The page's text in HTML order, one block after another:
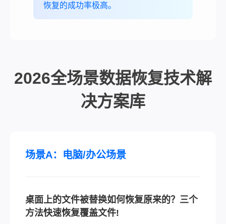
恢复的成功率极高。
2026全场景数据恢复技术解
决方案库
场景A：电脑/办公场景
桌面上的文件被替换如何恢复原来的？三个
方法快速恢复覆盖文件!